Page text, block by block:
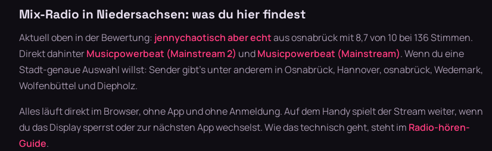
Mix-Radio in Niedersachsen: was du hier findest
Aktuell oben in der Bewertung: jennychaotisch aber echtaus osnabrück mit 8,7 von 10 bei 136 Stimmen.
Direkt dahinterMusicpowerbeat (Mainstream 2) undMusicpowerbeat (Mainstream). Wenn du eine
Stadt-genaue Auswahl willst: Sender gibt's unter anderem in Osnabrück, Hannover, osnabrück, Wedemark,
Wolfenbüttel und Diepholz.
Alles läuft direkt im Browser, ohne App und ohne Anmeldung. Auf dem Handy spielt der Stream weiter, wenn
du das Display sperrst oder zur nächsten App wechselst. Wie das technisch geht, steht im Radio-hören-
Guide.